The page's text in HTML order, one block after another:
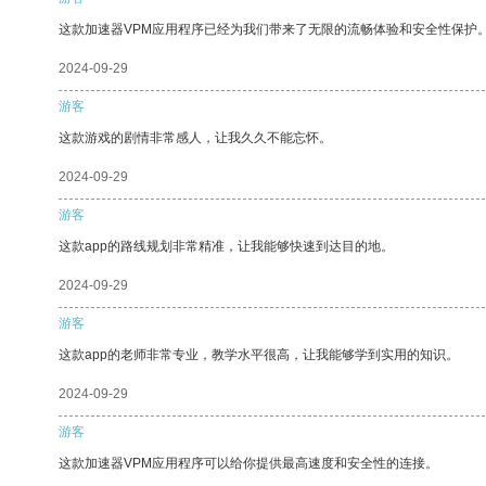
这款加速器VPM应用程序已经为我们带来了无限的流畅体验和安全性保护
2024-09-29
游客
这款游戏的剧情非常感人，让我久久不能忘怀。
2024-09-29
游客
这款app的路线规划非常精准，让我能够快速到达目的地。
2024-09-29
游客
这款app的老师非常专业，教学水平很高，让我能够学到实用的知识。
2024-09-29
游客
这款加速器VPM应用程序可以给你提供最高速度和安全性的连接。